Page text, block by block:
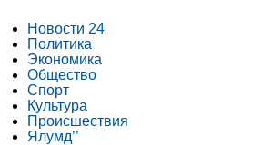
Новости 24
Политика
Экономика
Общество
Спорт
Культура
Происшествия
Ялумд’’